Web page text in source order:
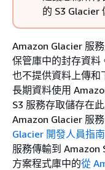
的 S3 Glacier
Amazon Glacier 服
保管庫中的封存資料
也不提供資料上傳和
長期資料使用
S3 服務存取儲存在
Amazon Glacier 服
Glacier 開發人員指南
服務傳輸到 Amazon
方案程式庫中的從